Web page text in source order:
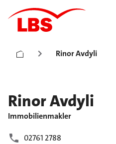
Rinor Avdyli
RinorAvdyli
Immobilienmakler
02761 2788